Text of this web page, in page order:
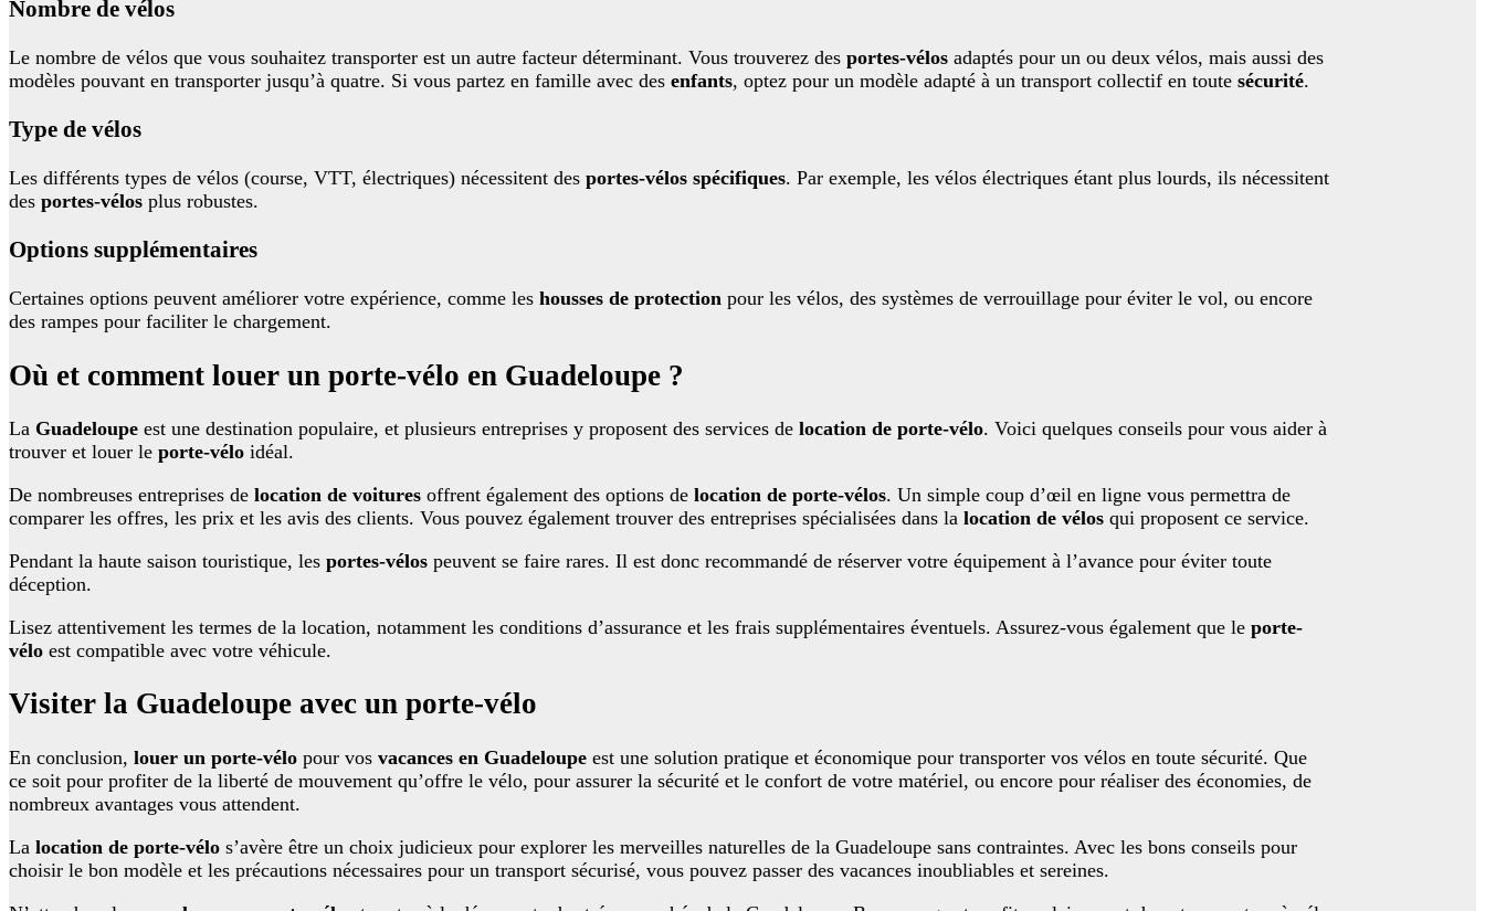
Nombre de vélos
Le nombre de vélos que vous souhaitez transporter est un autre facteur déterminant. Vous trouverez des portes-vélos adaptés pour un ou deux vélos, mais aussi des
modèles pouvant en transporter jusqu’à quatre. Si vous partez en famille avec des enfants, optez pour un modèle adapté à un transport collectif en toute sécurité.
Type de vélos
Les différents types de vélos (course, VTT, électriques) nécessitent des portes-vélos spécifiques. Par exemple, les vélos électriques étant plus lourds, ils nécessitent
des portes-vélos plus robustes.
Options supplémentaires
Certaines options peuvent améliorer votre expérience, comme les housses de protection pour les vélos, des systèmes de verrouillage pour éviter le vol, ou encore
des rampes pour faciliter le chargement.
Où et comment louer un porte-vélo en Guadeloupe ?
La Guadeloupe est une destination populaire, et plusieurs entreprises y proposent des services de location de porte-vélo. Voici quelques conseils pour vous aider à
trouver et louer le porte-vélo idéal.
De nombreuses entreprises de location de voitures offrent également des options de location de porte-vélos. Un simple coup d’œil en ligne vous permettra de
comparer les offres, les prix et les avis des clients. Vous pouvez également trouver des entreprises spécialisées dans la location de vélos qui proposent ce service.
Pendant la haute saison touristique, les portes-vélos peuvent se faire rares. Il est donc recommandé de réserver votre équipement à l’avance pour éviter toute
déception.
Lisez attentivement les termes de la location, notamment les conditions d’assurance et les frais supplémentaires éventuels. Assurez-vous également que le porte-
vélo est compatible avec votre véhicule.
Visiter la Guadeloupe avec un porte-vélo
En conclusion, louer un porte-vélo pour vos vacances en Guadeloupe est une solution pratique et économique pour transporter vos vélos en toute sécurité. Que
ce soit pour profiter de la liberté de mouvement qu’offre le vélo, pour assurer la sécurité et le confort de votre matériel, ou encore pour réaliser des économies, de
nombreux avantages vous attendent.
La location de porte-vélo s’avère être un choix judicieux pour explorer les merveilles naturelles de la Guadeloupe sans contraintes. Avec les bons conseils pour
choisir le bon modèle et les précautions nécessaires pour un transport sécurisé, vous pouvez passer des vacances inoubliables et sereines.